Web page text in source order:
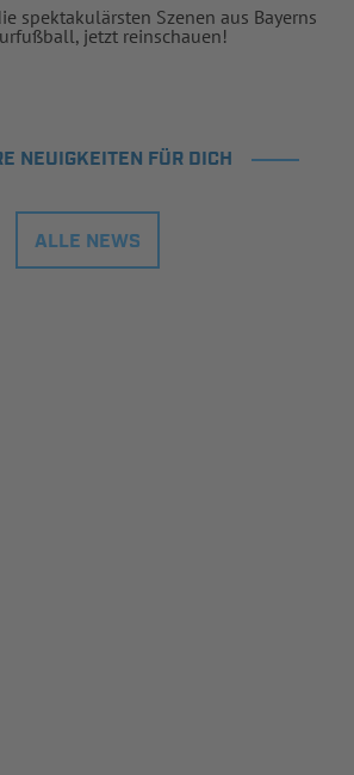
spektakulärsten Szenen aus Bayerns
jetzt reinschauen!
NEUIGKEITEN FÜR DICH
ALLE NEWS